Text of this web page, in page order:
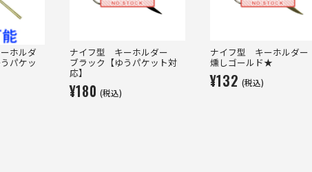
ホルダ
パケッ
ナイフ型 キーホルダー
ブラック【ゆうパケット対
応】
¥180 (税込)
ナイフ型 キーホルダー
燻しゴールド★
¥132 (税込)